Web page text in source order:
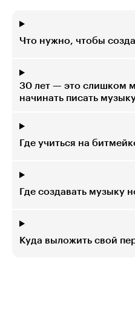
Что нужно, чтобы
30 лет — это слишком
начинать писать
Где учиться на
Где создавать музыку
Куда выложить свой